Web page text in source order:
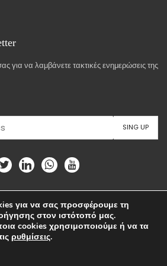
να λαμβάνετε τακτικές ενημερώσεις της
N.FEIZIDIS OE. All Rights Reserved.
για να σας προσφέρουμε τη
στον ιστότοπό μας.
cookies χρησιμοποιούμε ή να τα
ρυθμίσεις.